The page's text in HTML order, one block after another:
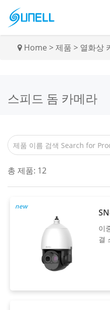
Home >제품 > 열화상
스피드 돔 카메라
총 제품: 12
new
이
결